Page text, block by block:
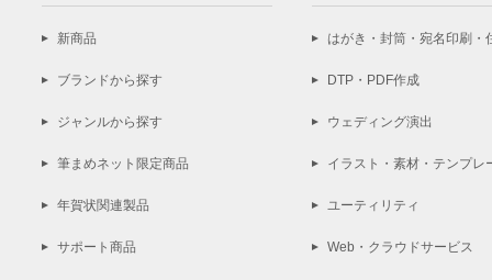
新商品
ブランドから探す
ジャンルから探す
筆まめネット限定商品
年賀状関連製品
サポート商品
はがき・封筒・宛名印刷・
DTP・PDF作成
ウェディング演出
イラスト・素材・テンプレ
ユーティリティ
Web・クラウドサービス